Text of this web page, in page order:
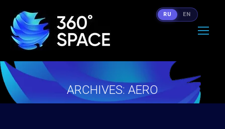
ARCHIVES: AERO
Вы здесь:
RU EN